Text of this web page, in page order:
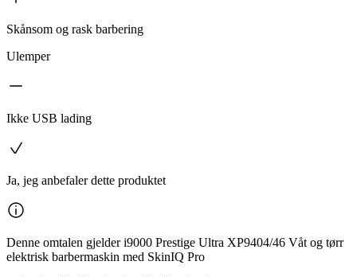
Skånsom og rask barbering
Ulemper
Ikke USB lading
Ja, jeg anbefaler dette produktet
Denne omtalen gjelder i9000 Prestige Ultra XP9404/46 Våt og tørr
elektrisk barbermaskin med SkinIQ Pro